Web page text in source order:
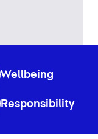
Wellbeing
Responsibility